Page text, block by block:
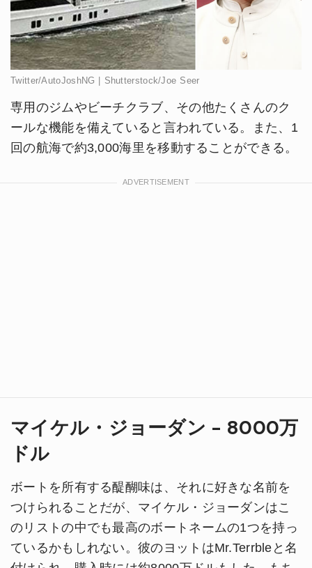
Twitter/AutoJoshNG | Shutterstock/Joe Seer
専用のジムやビーチクラブ、その他たくさんのク
ールな機能を備えていると言われている。また、1
回の航海で約3,000海里を移動することができる。
マイケル・ジョーダン - 8000万
ドル
ボートを所有する醍醐味は、それに好きな名前を
つけられることだが、マイケル・ジョーダンはこ
のリストの中でも最高のボートネームの1つを持っ
ているかもしれない。彼のヨットはMr.Terrbleと名